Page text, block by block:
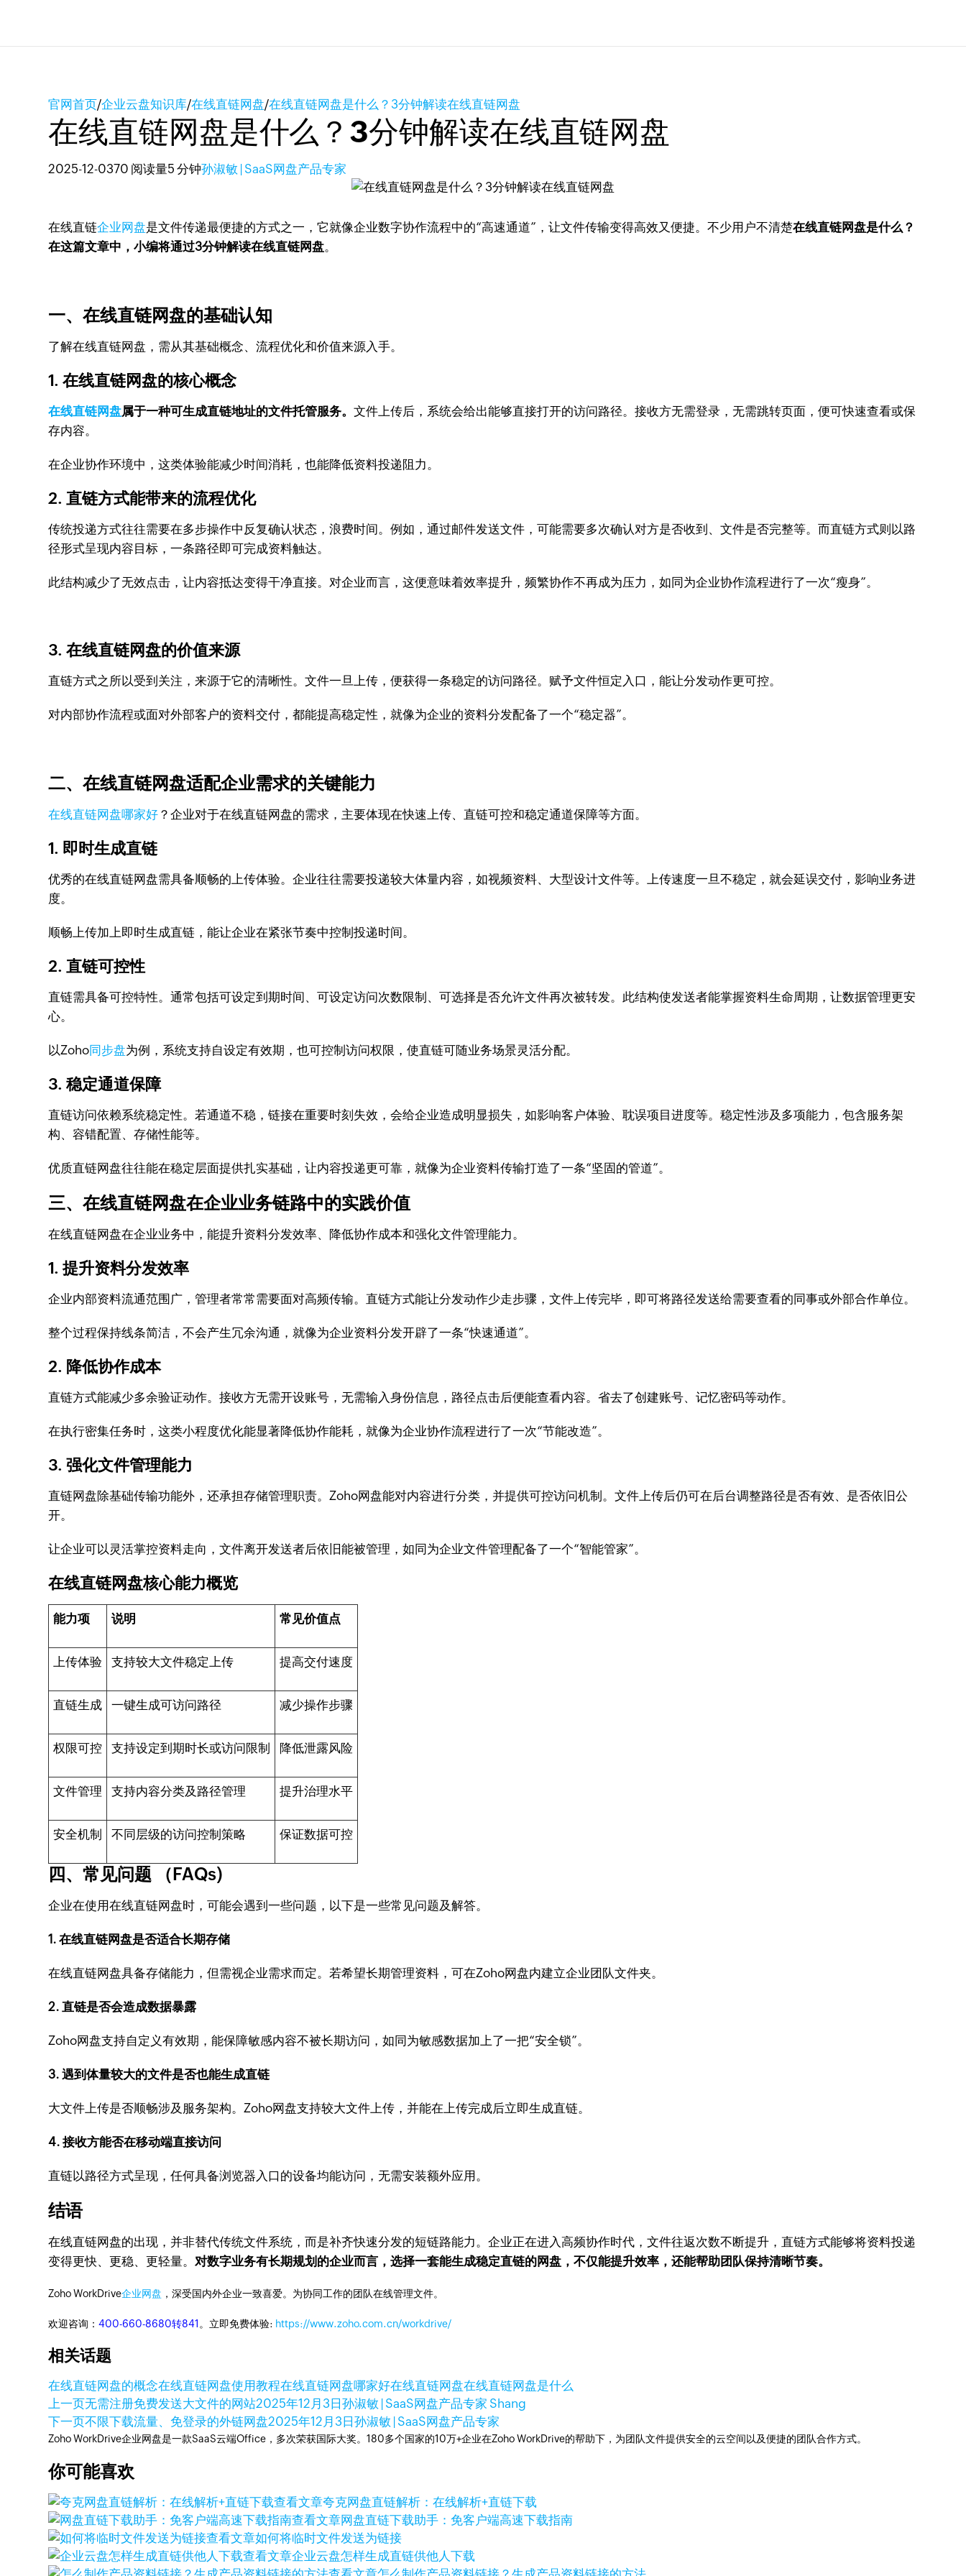
官网首页/企业云盘知识库/在线直链网盘/在线直链网盘是什么？3分钟解读在线直链网盘
在线直链网盘是什么？3分钟解读在线直链网盘
2025-12-0370 阅读量5 分钟孙淑敏 | SaaS网盘产品专家
在线直链企业网盘是文件传递最便捷的方式之一，它就像企业数字协作流程中的“高速通道”，让文件传输变得高效又便捷。不少用户不清楚在线直链网盘是什么？
在这篇文章中，小编将通过3分钟解读在线直链网盘。
一、在线直链网盘的基础认知
了解在线直链网盘，需从其基础概念、流程优化和价值来源入手。
1. 在线直链网盘的核心概念
在线直链网盘属于一种可生成直链地址的文件托管服务。文件上传后，系统会给出能够直接打开的访问路径。接收方无需登录，无需跳转页面，便可快速查看或保
存内容。
在企业协作环境中，这类体验能减少时间消耗，也能降低资料投递阻力。
2. 直链方式能带来的流程优化
传统投递方式往往需要在多步操作中反复确认状态，浪费时间。例如，通过邮件发送文件，可能需要多次确认对方是否收到、文件是否完整等。而直链方式则以路
径形式呈现内容目标，一条路径即可完成资料触达。
此结构减少了无效点击，让内容抵达变得干净直接。对企业而言，这便意味着效率提升，频繁协作不再成为压力，如同为企业协作流程进行了一次“瘦身”。
3. 在线直链网盘的价值来源
直链方式之所以受到关注，来源于它的清晰性。文件一旦上传，便获得一条稳定的访问路径。赋予文件恒定入口，能让分发动作更可控。
对内部协作流程或面对外部客户的资料交付，都能提高稳定性，就像为企业的资料分发配备了一个“稳定器”。
二、在线直链网盘适配企业需求的关键能力
在线直链网盘哪家好 ？企业对于在线直链网盘的需求，主要体现在快速上传、直链可控和稳定通道保障等方面。
1. 即时生成直链
优秀的在线直链网盘需具备顺畅的上传体验。企业往往需要投递较大体量内容，如视频资料、大型设计文件等。上传速度一旦不稳定，就会延误交付，影响业务进
度。
顺畅上传加上即时生成直链，能让企业在紧张节奏中控制投递时间。
2. 直链可控性
直链需具备可控特性。通常包括可设定到期时间、可设定访问次数限制、可选择是否允许文件再次被转发。此结构使发送者能掌握资料生命周期，让数据管理更安
心。
以Zoho同步盘为例，系统支持自设定有效期，也可控制访问权限，使直链可随业务场景灵活分配。
3. 稳定通道保障
直链访问依赖系统稳定性。若通道不稳，链接在重要时刻失效，会给企业造成明显损失，如影响客户体验、耽误项目进度等。稳定性涉及多项能力，包含服务架
构、容错配置、存储性能等。
优质直链网盘往往能在稳定层面提供扎实基础，让内容投递更可靠，就像为企业资料传输打造了一条“坚固的管道”。
三、在线直链网盘在企业业务链路中的实践价值
在线直链网盘在企业业务中，能提升资料分发效率、降低协作成本和强化文件管理能力。
1. 提升资料分发效率
企业内部资料流通范围广，管理者常常需要面对高频传输。直链方式能让分发动作少走步骤，文件上传完毕，即可将路径发送给需要查看的同事或外部合作单位。
整个过程保持线条简洁，不会产生冗余沟通，就像为企业资料分发开辟了一条“快速通道”。
2. 降低协作成本
直链方式能减少多余验证动作。接收方无需开设账号，无需输入身份信息，路径点击后便能查看内容。省去了创建账号、记忆密码等动作。
在执行密集任务时，这类小程度优化能显著降低协作能耗，就像为企业协作流程进行了一次“节能改造”。
3. 强化文件管理能力
直链网盘除基础传输功能外，还承担存储管理职责。Zoho网盘能对内容进行分类，并提供可控访问机制。文件上传后仍可在后台调整路径是否有效、是否依旧公
开。
让企业可以灵活掌控资料走向，文件离开发送者后依旧能被管理，如同为企业文件管理配备了一个“智能管家”。
在线直链网盘核心能力概览
能力项 说明 常见价值点
上传体验 支持较大文件稳定上传 提高交付速度
直链生成 一键生成可访问路径 减少操作步骤
权限可控 支持设定到期时长或访问限制 降低泄露风险
文件管理 支持内容分类及路径管理 提升治理水平
安全机制 不同层级的访问控制策略 保证数据可控
四、常见问题 （FAQs)
企业在使用在线直链网盘时，可能会遇到一些问题，以下是一些常见问题及解答。
1. 在线直链网盘是否适合长期存储
在线直链网盘具备存储能力，但需视企业需求而定。若希望长期管理资料，可在Zoho网盘内建立企业团队文件夹。
2. 直链是否会造成数据暴露
Zoho网盘支持自定义有效期，能保障敏感内容不被长期访问，如同为敏感数据加上了一把“安全锁”。
3. 遇到体量较大的文件是否也能生成直链
大文件上传是否顺畅涉及服务架构。Zoho网盘支持较大文件上传，并能在上传完成后立即生成直链。
4. 接收方能否在移动端直接访问
直链以路径方式呈现，任何具备浏览器入口的设备均能访问，无需安装额外应用。
结语
在线直链网盘的出现，并非替代传统文件系统，而是补齐快速分发的短链路能力。企业正在进入高频协作时代，文件往返次数不断提升，直链方式能够将资料投递
变得更快、更稳、更轻量。对数字业务有长期规划的企业而言，选择一套能生成稳定直链的网盘，不仅能提升效率，还能帮助团队保持清晰节奏。
Zoho WorkDrive企业网盘 ，深受国内外企业一致喜爱。为协同工作的团队在线管理文件。
欢迎咨询：400-660-8680转841 。立即免费体验: https://www.zoho.com.cn/workdrive/
相关话题
在线直链网盘的概念在线直链网盘使用教程在线直链网盘哪家好在线直链网盘在线直链网盘是什么
上一页无需注册免费发送大文件的网站2025年12月3日孙淑敏 | SaaS网盘产品专家 Shang
下一页不限下载流量、免登录的外链网盘2025年12月3日孙淑敏 | SaaS网盘产品专家
Zoho WorkDrive企业网盘是一款SaaS云端Office，多次荣获国际大奖。180多个国家的10万+企业在Zoho WorkDrive的帮助下，为团队文件提供安全的云空间以及便捷的团队合作方式。
你可能喜欢
查看文章夸克网盘直链解析：在线解析+直链下载
查看文章网盘直链下载助手：免客户端高速下载指南
查看文章如何将临时文件发送为链接
查看文章企业云盘怎样生成直链供他人下载